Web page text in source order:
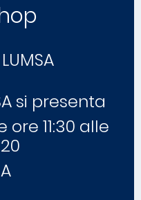
si presenta
11:30 alle